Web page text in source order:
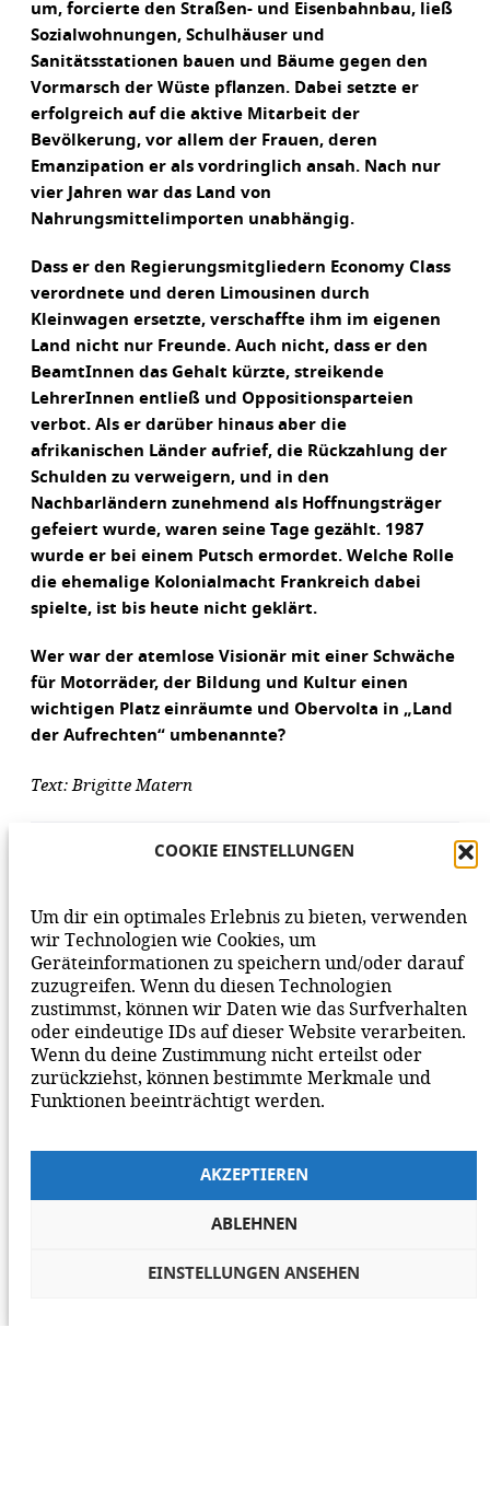
COOKIE EINSTELLUNGEN
Um dir ein optimales Erlebnis zu bieten, verwenden
wir Technologien wie Cookies, um
Geräteinformationen zu speichern und/oder darauf
zuzugreifen. Wenn du diesen Technologien
zustimmst, können wir Daten wie das Surfverhalten
oder eindeutige IDs auf dieser Website verarbeiten.
Wenn du deine Zustimmung nicht erteilst oder
zurückziehst, können bestimmte Merkmale und
Funktionen beeinträchtigt werden.
AKZEPTIEREN
ABLEHNEN
EINSTELLUNGEN ANSEHEN
um, forcierte den Straßen- und Eisenbahnbau, ließ
Sozialwohnungen, Schulhäuser und
Sanitätsstationen bauen und Bäume gegen den
Vormarsch der Wüste pflanzen. Dabei setzte er
erfolgreich auf die aktive Mitarbeit der
Bevölkerung, vor allem der Frauen, deren
Emanzipation er als vordringlich ansah. Nach nur
vier Jahren war das Land von
Nahrungsmittelimporten unabhängig.
Dass er den Regierungsmitgliedern Economy Class
verordnete und deren Limousinen durch
Kleinwagen ersetzte, verschaffte ihm im eigenen
Land nicht nur Freunde. Auch nicht, dass er den
BeamtInnen das Gehalt kürzte, streikende
LehrerInnen entließ und Oppositionsparteien
verbot. Als er darüber hinaus aber die
afrikanischen Länder aufrief, die Rückzahlung der
Schulden zu verweigern, und in den
Nachbarländern zunehmend als Hoffnungsträger
gefeiert wurde, waren seine Tage gezählt. 1987
wurde er bei einem Putsch ermordet. Welche Rolle
die ehemalige Kolonialmacht Frankreich dabei
spielte, ist bis heute nicht geklärt.
Wer war der atemlose Visionär mit einer Schwäche
für Motorräder, der Bildung und Kultur einen
wichtigen Platz einräumte und Obervolta in „Land
der Aufrechten“ umbenannte?
Text: Brigitte Matern
AUFLÖSUNG DES RÄTSELS
VORHERIGER BEITRAGNÄCHSTER BEITRAG